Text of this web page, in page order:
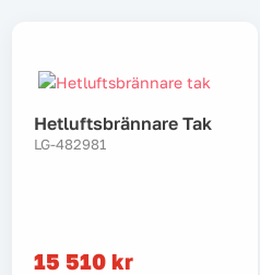
Hetluftsbrännare Tak
LG-482981
15 510 kr